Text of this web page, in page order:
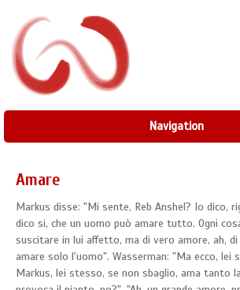
Navigation
Amare
Markus disse: "Mi sente, Reb Anshel? Io dico,
dico si, che un uomo può amare tutto. Ogni
suscitare in lui affetto, ma di vero amore, ah,
amare solo l'uomo". Wasserman: "Ma ecco, lei
Markus, lei stesso, se non sbaglio, ama tanto